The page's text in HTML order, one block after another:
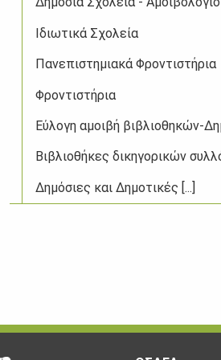
Ιδιωτικά Σχολεία
Πανεπιστημιακά Φροντιστήρια
Φροντιστήρια
Εύλογη αμοιβή βιβλιοθηκών-
Βιβλιοθήκες δικηγορικών
Δημόσιες και Δημοτικές [...]